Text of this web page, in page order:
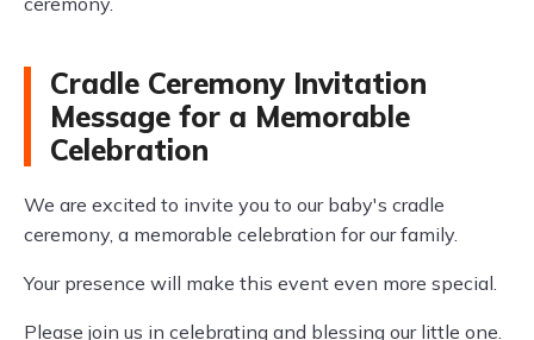
Cradle Ceremony Invitation
Message for a Memorable
Celebration
We are excited to invite you to our baby's cradle
ceremony, a memorable celebration for our family.
Your presence will make this event even more special.
Please join us in celebrating and blessing our little one.